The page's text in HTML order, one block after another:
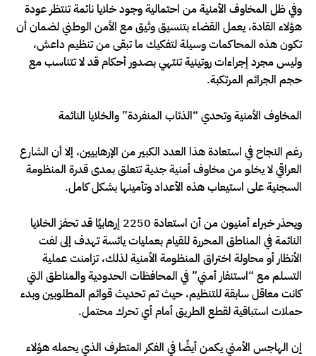
وفي ظل المخاوف الأمنية من احتمالية وجود خلايا نائمة تنتظر عودة
هؤلاء القادة، يعمل القضاء بتنسيق وثيق مع الأمن الوطني لضمان أن
تكون هذه المحاكمات وسيلة لتفكيك ما تبقى من تنظيم داعش،
وليس مجرد إجراءات روتينية تنتهي بصدور أحكام قد لا تتناسب مع
حجم الجرائم المرتكبة.
المخاوف الأمنية وتحدي “الذئاب المنفردة” والخلايا النائمة
رغم النجاح في استعادة هذا العدد الكبير من الإرهابيين، إلا أن الشارع
العراقي لا يخلو من مخاوف أمنية جدية تتعلق بمدى قدرة المنظومة
السجنية على استيعاب هذه الأعداد وتأمينها بشكل كامل.
ويحذر خبراء أمنيون من أن استعادة 2250 إرهابيًا قد تحفز الخلايا
النائمة في المناطق المحررة للقيام بعمليات يائسة تهدف إلى لفت
الأنظار أو محاولة اختراق المنظومة الأمنية لذلك، تزامنت عملية
التسلم مع “استنفار أمني” في المحافظات الحدودية والمناطق التي
كانت معاقل سابقة للتنظيم، حيث تم تحديث قوائم المطلوبين وبدء
حملات استباقية لقطع الطريق أمام أي تحرك محتمل.
إن الهاجس الأمني يكمن أيضًا في الفكر المتطرف الذي يحمله هؤلاء